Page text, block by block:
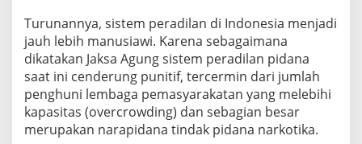
Turunannya, sistem peradilan di Indonesia menjadi
jauh lebih manusiawi. Karena sebagaimana
dikatakan Jaksa Agung sistem peradilan pidana
saat ini cenderung punitif, tercermin dari jumlah
penghuni lembaga pemasyarakatan yang melebihi
kapasitas (overcrowding) dan sebagian besar
merupakan narapidana tindak pidana narkotika.